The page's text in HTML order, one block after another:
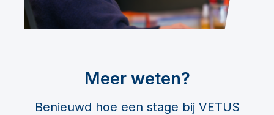
Meer weten?
Benieuwd hoe een stage bij VETUS